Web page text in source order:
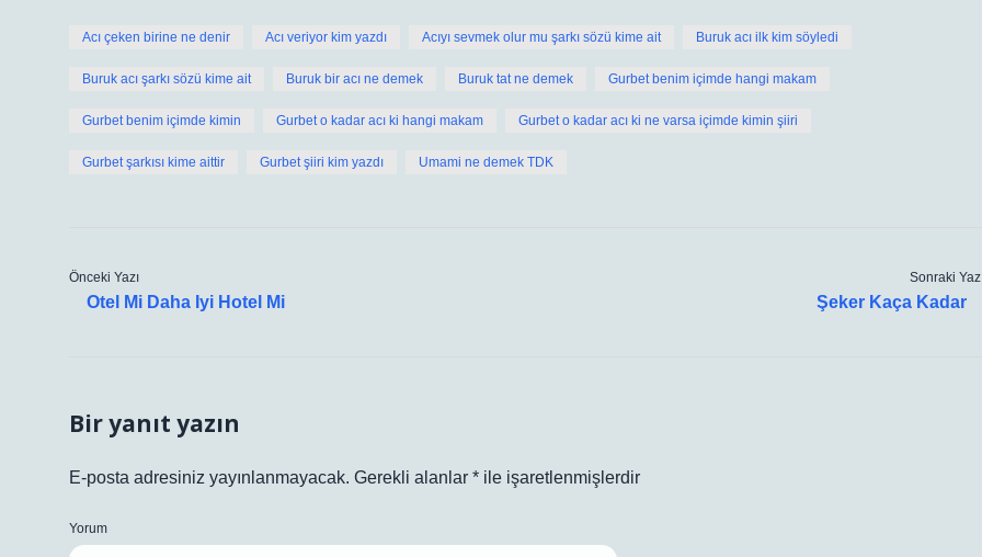
Acı çeken birine ne denir Acı veriyor kim yazdı Acıyı sevmek olur mu şarkı sözü kime ait Buruk acı ilk kim söyledi
Buruk acı şarkı sözü kime ait Buruk bir acı ne demek Buruk tat ne demek Gurbet benim içimde hangi makam
Gurbet benim içimde kimin Gurbet o kadar acı ki hangi makam Gurbet o kadar acı ki ne varsa içimde kimin şiiri
Gurbet şarkısı kime aittir Gurbet şiiri kim yazdı Umami ne demek TDK
Önceki Yazı
Otel Mi Daha Iyi Hotel Mi
Sonraki
Şeker Kaça Kadar
Bir yanıt yazın
E-posta adresiniz yayınlanmayacak. Gerekli alanlar * ile işaretlenmişlerdir
Yorum